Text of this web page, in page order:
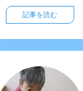
記事を読む